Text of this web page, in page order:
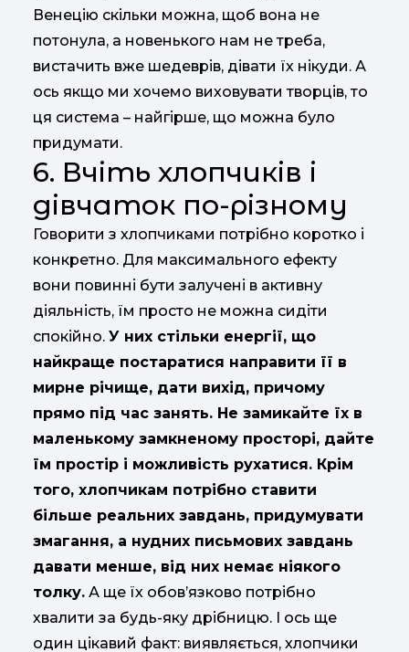
Венецію скільки можна, щоб вона не
потонула, а новенького нам не треба,
вистачить вже шедеврів, дівати їх нікуди. А
ось якщо ми хочемо виховувати творців, то
ця система – найгірше, що можна було
придумати.
6. Вчіть хлопчиків і
дівчаток по-різному
Говорити з хлопчиками потрібно коротко і
конкретно. Для максимального ефекту
вони повинні бути залучені в активну
діяльність, їм просто не можна сидіти
спокійно. У них стільки енергії, що
найкраще постаратися направити її в
мирне річище, дати вихід, причому
прямо під час занять. Не замикайте їх в
маленькому замкненому просторі, дайте
їм простір і можливість рухатися. Крім
того, хлопчикам потрібно ставити
більше реальних завдань, придумувати
змагання, а нудних письмових завдань
давати менше, від них немає ніякого
толку. А ще їх обов’язково потрібно
хвалити за будь-яку дрібницю. І ось ще
один цікавий факт: виявляється, хлопчики